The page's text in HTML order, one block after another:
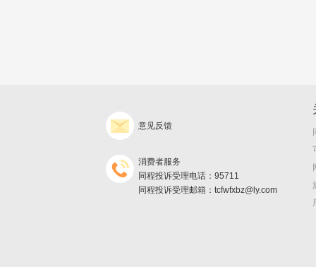
意见反馈
消费者服务
同程投诉受理电话：95711
同程投诉受理邮箱：tcfwfxbz@ly.com